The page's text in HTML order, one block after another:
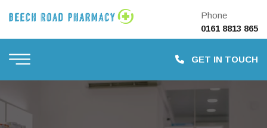
Phone
0161 8813 865
GET IN TOUCH